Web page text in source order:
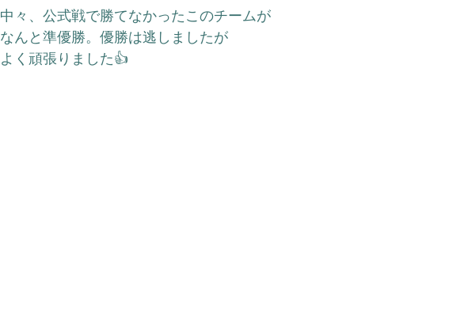
中々、公式戦で勝てなかったこのチームが
なんと準優勝。優勝は逃しましたが
よく頑張りました👍